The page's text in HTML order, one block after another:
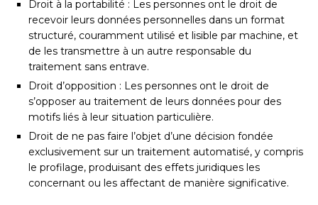
Droit à la portabilité : Les personnes ont le droit de
recevoir leurs données personnelles dans un format
structuré, couramment utilisé et lisible par machine, et
de les transmettre à un autre responsable du
traitement sans entrave.
Droit d’opposition : Les personnes ont le droit de
s’opposer au traitement de leurs données pour des
motifs liés à leur situation particulière.
Droit de ne pas faire l’objet d’une décision fondée
exclusivement sur un traitement automatisé, y compris
le profilage, produisant des effets juridiques les
concernant ou les affectant de manière significative.